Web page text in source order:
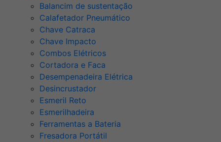
Balancim de sustentação
Calafetador Pneumático
Chave Catraca
Chave Impacto
Combos Elétricos
Cortadora e Faca
Desempenadeira Elétrica
Desincrustador
Esmeril Reto
Esmerilhadeira
Ferramentas a Bateria
Fresadora Portátil